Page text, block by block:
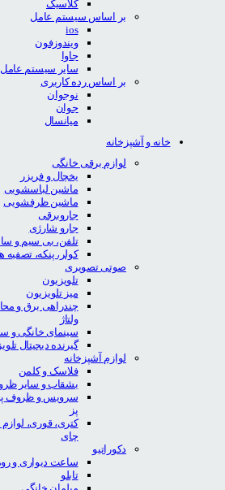
کلاسیک
بر اساس سیستم عامل
ios
ویندوزفون
جاوا
سایر سیستم عامل
بر اساس رده کاربری
نوجوان
جوان
میانسال
خانه و آشپزخانه
لوازم برقی خانگی
یخچال و فریزر
ماشین لباسشویی
ماشین ظرفشویی
جاروبرقی
جارو شارژی
تلفن، بی سیم و
کولر، پنکه، تصفیه
صوتی تصویری
تلویزیون
میز تلویزیون
چندراهی برق و
ولتاژ
سینمای خانگی و
گیرنده دیجیتال
لوازم آشپزخانه
فلاسک و کلمن
بشقاب و سایر
سرویس و ظروف
پز
کتری، قوری،
چای
دکوراتیو
ساعت دیواری و
تابلو